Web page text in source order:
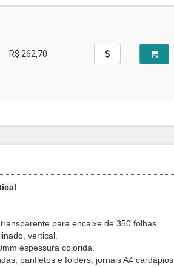
R$ 262,70
para encaixe de 350 folhas
vertical.
espessura colorida.
panfletos e folders, jornais A4 cardápios